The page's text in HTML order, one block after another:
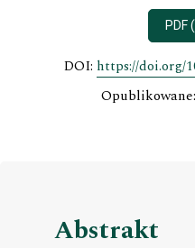
PDF
DOI: https://doi.org/
Abstrakt